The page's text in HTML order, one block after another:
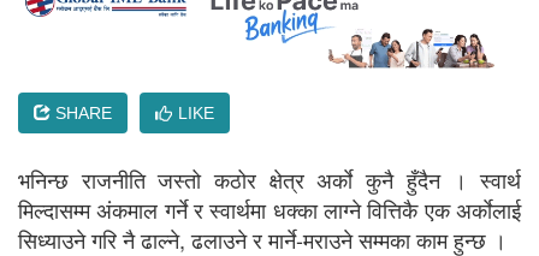
SHARE LIKE
भनिन्छ राजनीति जस्तो कठोर क्षेत्र अर्काे कुनै हुँदैन । स्वार्थ
मिल्दासम्म अंकमाल गर्ने र स्वार्थमा धक्का लाग्ने वित्तिकै एक अर्काेलाई
सिध्याउने गरि नै ढाल्ने, ढलाउने र मार्ने-मराउने सम्मका काम हुन्छ ।